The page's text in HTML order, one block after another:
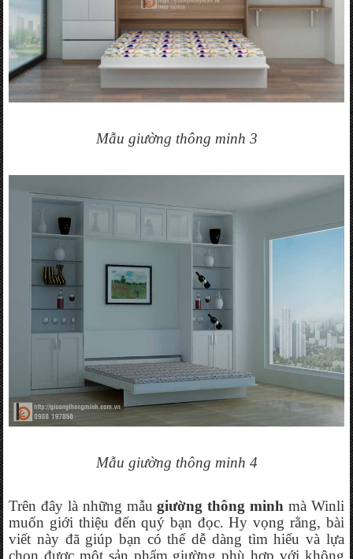
Mẫu giường thông minh 3
Mẫu giường thông minh 4
Trên đây là những mẫu giường thông minh mà Winli
muốn giới thiệu đến quý bạn đọc. Hy vọng rằng, bài
viết này đã giúp bạn có thể dễ dàng tìm hiểu và lựa
chọn được một sản phẩm giường phù hợp với không